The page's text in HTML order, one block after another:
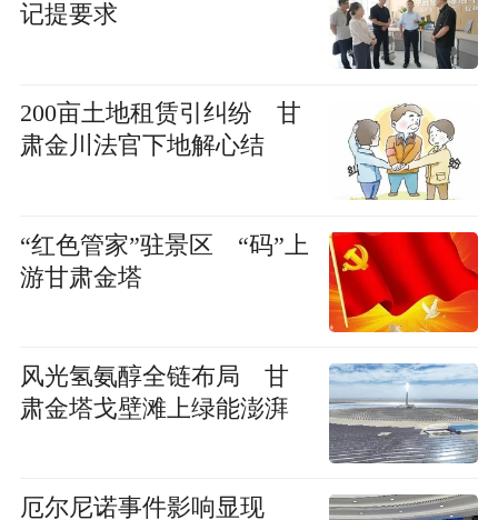
记提要求
200亩土地租赁引纠纷 甘
肃金川法官下地解心结
“红色管家”驻景区 “码”上
游甘肃金塔
风光氢氨醇全链布局 甘
肃金塔戈壁滩上绿能澎湃
厄尔尼诺事件影响显现